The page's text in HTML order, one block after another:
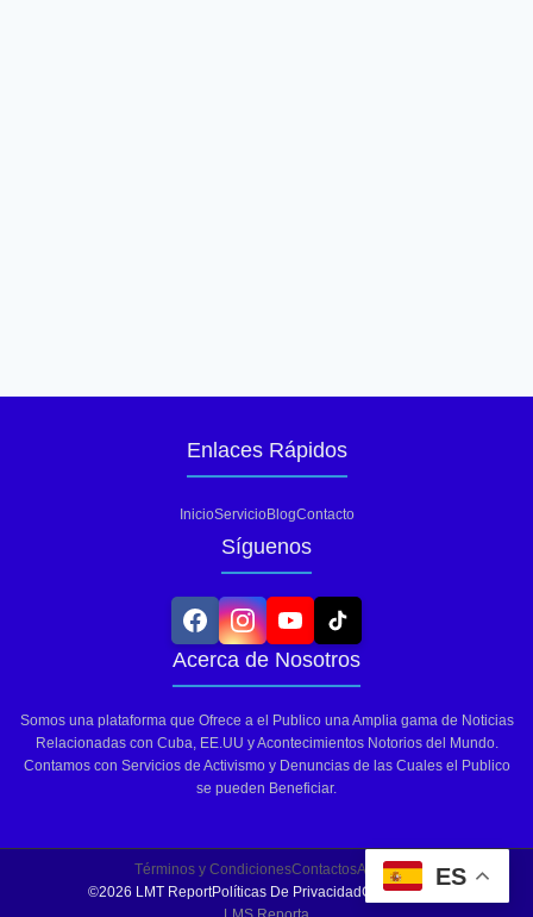
Enlaces Rápidos
InicioServicioBlogContacto
Síguenos
Acerca de Nosotros
Somos una plataforma que Ofrece a el Publico una Amplia gama de Noticias
Relacionadas con Cuba, EE.UU y Acontecimientos Notorios del Mundo.
Contamos con Servicios de Activismo y Denuncias de las Cuales el Publico
se pueden Beneficiar.
Términos y CondicionesContactosAyuda
©2026 LMT ReportPolíticas De PrivacidadCodigo Etico
ES